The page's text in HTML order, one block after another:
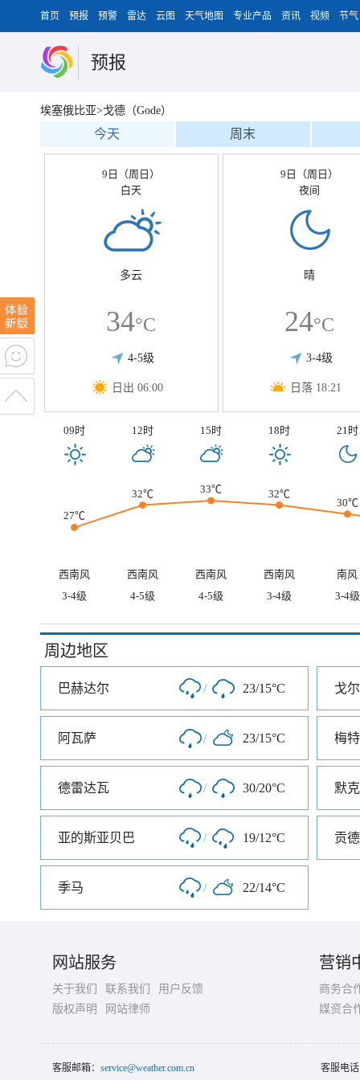
首页 预报 预警 雷达 云图 天气地图 专业产品 资讯 视频 节气
预报
埃塞俄比亚>戈德（Gode）
今天 周末
9日（周日）
白天
多云
34°C
4-5级
日出 06:00
9日（周日）
夜间
晴
24°C
3-4级
日落 18:21
09时 12时 15时 18时 21时
27℃
32℃ 33℃ 32℃
30℃
西南风 西南风 西南风 西南风
南风
3-4级
4-5级 4-5级 3-4级 3-4级
周边地区
巴赫达尔 / 23/15°C 戈尔
阿瓦萨 / 23/15°C 梅
德雷达瓦 / 30/20°C 默
亚的斯亚贝巴 / 19/12°C 贡
季马 / 22/14°C
网站服务
关于我们 联系我们
用户反馈
版权声明
网站律师
营销
商务合
媒资合
客服邮箱： service@weather.com.cn 客服电